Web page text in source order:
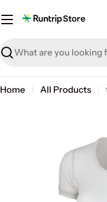
to
Search
Home All Products